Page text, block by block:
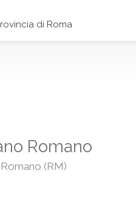
di Roma
Romano
(RM)